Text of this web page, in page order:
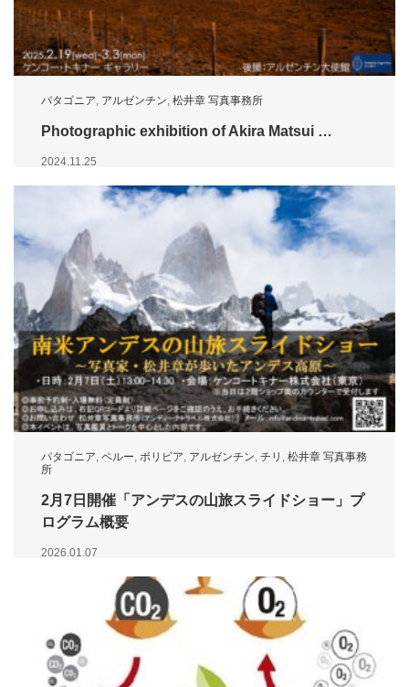
パタゴニア, アルゼンチン, 松井章 写真事務所
Photographic exhibition of Akira Matsui …
2024.11.25
パタゴニア ペルー ボリビア アルゼンチン チリ
松井章 写真事務
所
2月7日開催「アンデスの山旅スライドショー」プ
ログラム概要
2026.01.07